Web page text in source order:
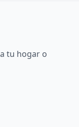
tu hogar o